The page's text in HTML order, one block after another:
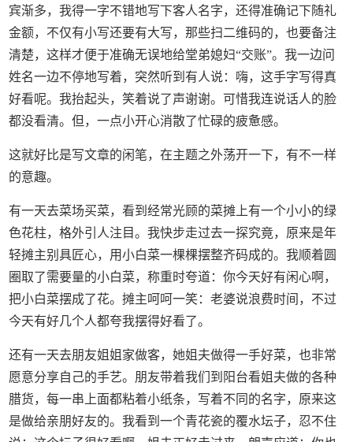
宾渐多，我得一字不错地写下客人名字，还得准确记下随礼
金额，不仅有小写还要有大写，那些扫二维码的，也要备注
清楚，这样才便于准确无误地给堂弟媳妇“交账”。我一边问
姓名一边不停地写着，突然听到有人说：嗨，这手字写得真
好看呢。我抬起头，笑着说了声谢谢。可惜我连说话人的脸
都没看清。但，一点小开心消散了忙碌的疲惫感。
这就好比是写文章的闲笔，在主题之外荡开一下，有不一样
的意趣。
有一天去菜场买菜，看到经常光顾的菜摊上有一个小小的绿
色花柱，格外引人注目。我快步走过去一探究竟，原来是年
轻摊主别具匠心，用小白菜一棵棵摆整齐码成的。我顺着圆
圈取了需要量的小白菜，称重时夸道：你今天好有闲心啊，
把小白菜摆成了花。摊主呵呵一笑：老婆说浪费时间，不过
今天有好几个人都夸我摆得好看了。
还有一天去朋友姐姐家做客，她姐夫做得一手好菜，也非常
愿意分享自己的手艺。朋友带着我们到阳台看姐夫做的各种
腊货，每一串上面都粘着小纸条，写着不同的名字，原来这
是做给亲朋好友的。我看到一个青花瓷的覆水坛子，忍不住